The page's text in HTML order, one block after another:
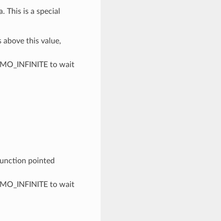
This is a special
this value,
to wait
pointed
to wait